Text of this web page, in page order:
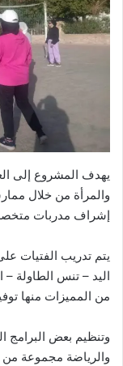
يهدف المشروع إلى
والمرأة من خلال
إشراف مدربات
يتم تدريب الفتيات
اليد – تنس الطاولة –
من المميزات منها
وتنظيم بعض البرامج
والرياضة مجموعة من